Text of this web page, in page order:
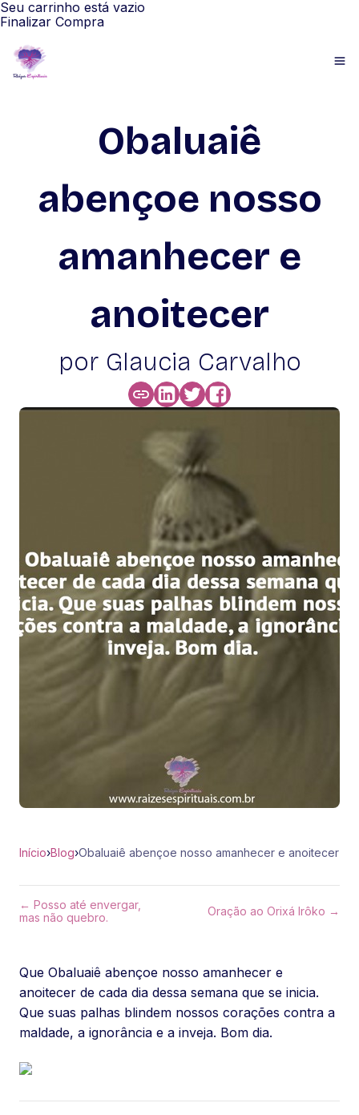
Seu carrinho está vazio
Finalizar Compra
Obaluaiê
abençoe nosso
amanhecer e
anoitecer
por Glaucia Carvalho
Início›Blog›Obaluaiê abençoe nosso amanhecer e anoitecer
← Posso até envergar,
mas não quebro.
Oração ao Orixá Irôko →
Que Obaluaiê abençoe nosso amanhecer e
anoitecer de cada dia dessa semana que se inicia.
Que suas palhas blindem nossos corações contra a
maldade, a ignorância e a inveja. Bom dia.